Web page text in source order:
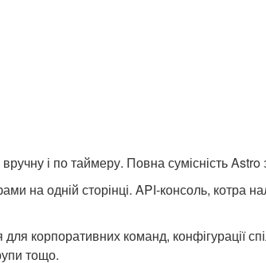
і по таймеру. Повна сумісність
на одній сторінці. API-консоль, котра
корпоративних команд, конфігурації
тощо.